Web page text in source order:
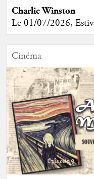
Charlie Winston
Le 01/07/2026,
Cinéma